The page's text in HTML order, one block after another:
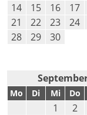
14
15 16
17
21
22 23
24
28
29 30
Mo Di Mi Do
1
2